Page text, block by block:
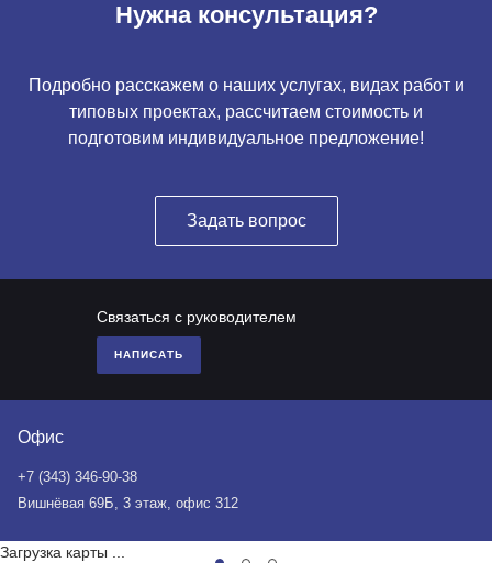
Нужна консультация?
Подробно расскажем о наших услугах, видах работ и
типовых проектах, рассчитаем стоимость и
подготовим индивидуальное предложение!
Задать вопрос
Связаться с руководителем
НАПИСАТЬ
Офис
+7 (343) 346-90-38
Вишнёвая 69Б, 3 этаж, офис 312
Загрузка карты ...